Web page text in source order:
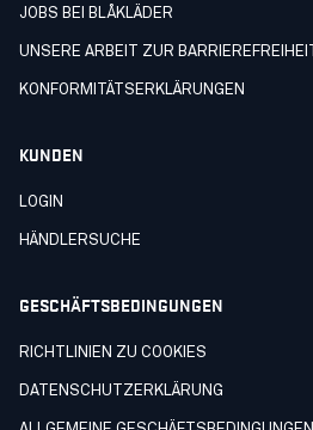
JOBS BEI BLÅKLÄDER
UNSERE ARBEIT ZUR BARRIEREFREIHEIT
KONFORMITÄTSERKLÄRUNGEN
KUNDEN
LOGIN
HÄNDLERSUCHE
GESCHÄFTSBEDINGUNGEN
RICHTLINIEN ZU COOKIES
DATENSCHUTZERKLÄRUNG